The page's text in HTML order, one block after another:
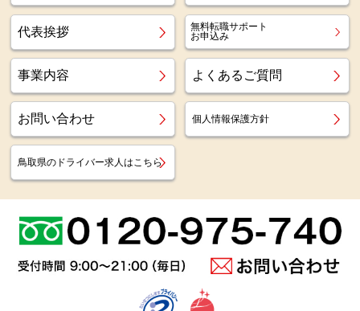
代表挨拶
無料転職サポート
お申込み
事業内容 よくあるご質問
お問い合わせ 個人情報保護方針
鳥取県のドライバー求人はこちら